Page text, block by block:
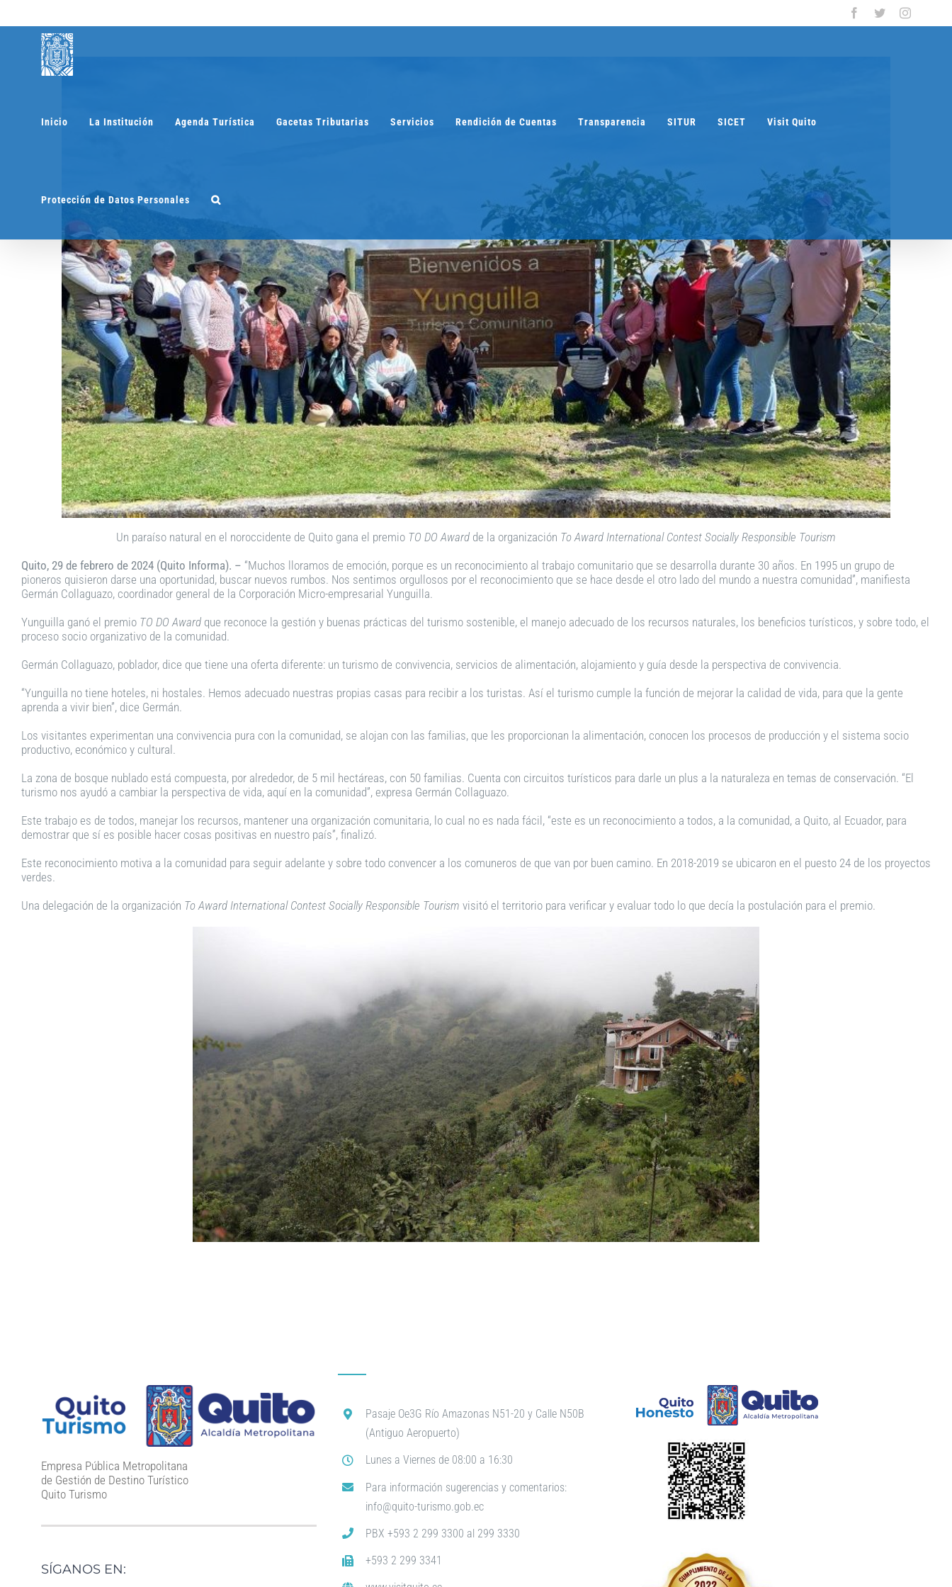
contenido
Facebook
Twitter
Inicio La Institución Agenda Turística Gacetas Tributarias Servicios Rendición de Cuentas Transparencia SITUR SICET Visit Quito
Protección de Datos Personales
Un paraíso natural en el noroccidente de Quito gana el premio TO DO Award de la organización To Award International Contest Socially Responsible Tourism
Quito, 29 de febrero de 2024 (Quito Informa). – “Muchos lloramos de emoción, porque es un reconocimiento al trabajo comunitario que se desarrolla durante 30 años. En 1995 un grupo de
pioneros quisieron darse una oportunidad, buscar nuevos rumbos. Nos sentimos orgullosos por el reconocimiento que se hace desde el otro lado del mundo a nuestra comunidad”, manifiesta
Germán Collaguazo, coordinador general de la Corporación Micro-empresarial Yunguilla.
Yunguilla ganó el premio TO DO Award que reconoce la gestión y buenas prácticas del turismo sostenible, el manejo adecuado de los recursos naturales, los beneficios turísticos, y sobre todo, el
proceso socio organizativo de la comunidad.
Germán Collaguazo, poblador, dice que tiene una oferta diferente: un turismo de convivencia, servicios de alimentación, alojamiento y guía desde la perspectiva de convivencia.
“Yunguilla no tiene hoteles, ni hostales. Hemos adecuado nuestras propias casas para recibir a los turistas. Así el turismo cumple la función de mejorar la calidad de vida, para que la gente
aprenda a vivir bien”, dice Germán.
Los visitantes experimentan una convivencia pura con la comunidad, se alojan con las familias, que les proporcionan la alimentación, conocen los procesos de producción y el sistema socio
productivo, económico y cultural.
La zona de bosque nublado está compuesta, por alrededor, de 5 mil hectáreas, con 50 familias. Cuenta con circuitos turísticos para darle un plus a la naturaleza en temas de conservación. “El
turismo nos ayudó a cambiar la perspectiva de vida, aquí en la comunidad”, expresa Germán Collaguazo.
Este trabajo es de todos, manejar los recursos, mantener una organización comunitaria, lo cual no es nada fácil, “este es un reconocimiento a todos, a la comunidad, a Quito, al Ecuador, para
demostrar que sí es posible hacer cosas positivas en nuestro país”, finalizó.
Este reconocimiento motiva a la comunidad para seguir adelante y sobre todo convencer a los comuneros de que van por buen camino. En 2018-2019 se ubicaron en el puesto 24 de los proyectos
verdes.
Una delegación de la organización To Award International Contest Socially Responsible Tourism visitó el territorio para verificar y evaluar todo lo que decía la postulación para el premio.
Empresa Pública Metropolitana
de Gestión de Destino Turístico
Quito Turismo
SÍGANOS EN:
Pasaje Oe3G Río Amazonas N51-20 y Calle N50B
(Antiguo Aeropuerto)
Lunes a Viernes de 08:00 a 16:30
Para información sugerencias y comentarios:
info@quito-turismo.gob.ec
PBX +593 2 299 3300 al 299 3330
+593 2 299 3341